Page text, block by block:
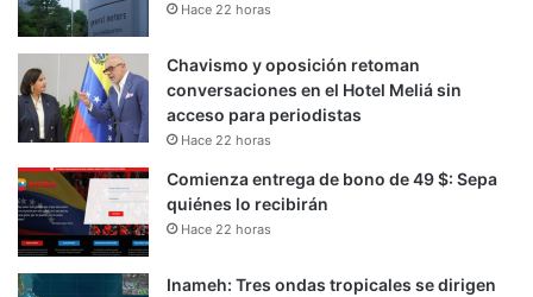
Hace 22 horas
Chavismo y oposición retoman
conversaciones en el Hotel Meliá sin
acceso para periodistas
Hace 22 horas
Comienza entrega de bono de 49 $: Sepa
quiénes lo recibirán
Hace 22 horas
Inameh: Tres ondas tropicales se dirigen